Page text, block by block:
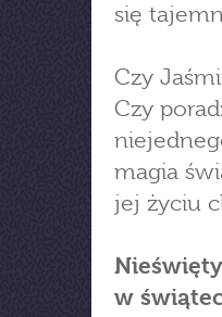
się
Czy
Czy
magia
jej życiu
w